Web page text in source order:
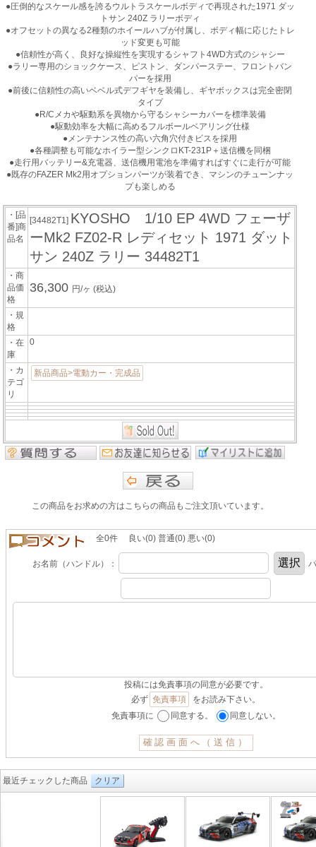
●圧倒的なスケール感を誇るウルトラスケールボディで再現された1971 ダッ
トサン 240Z ラリーボディ
●オフセットの異なる2種類のホイールハブが付属し、ボディ幅に応じたトレ
ッド変更も可能
●信頼性が高く、良好な操縦性を実現するシャフト4WD方式のシャシー
●ラリー専用のショックケース、ピストン、ダンパーステー、フロントバン
パーを採用
●前後に信頼性の高いベベル式デフギヤを装備し、ギヤボックスは完全密閉
タイプ
●R/Cメカや駆動系を異物から守るシャシーカバーを標準装備
●駆動効率を大幅に高めるフルボールベアリング仕様
●メンテナンス性の高い六角穴付きビスを採用
●各種調整も可能なホイラー型シンクロKT-231P＋送信機を同梱
●走行用バッテリー&充電器、送信機用電池を準備すればすぐに走行が可能
●既存のFAZER Mk2用オプションパーツが装着でき、マシンのチューンナッ
プも楽しめる
・[品
番]商
品名
[34482T1] KYOSHO 1/10 EP 4WD フェーザ
ーMk2 FZ02-R レディセット 1971 ダット
サン 240Z ラリー 34482T1
・商
品価
格
36,300 円/ヶ(税込)
・規
格
・在
庫
0
・カ
テゴ
リ
新品商品>電動カー・完成品
この商品をお求めの方はこちらの商品もご注文頂いています。
全0件 良い(0) 普通(0) 悪い(0)
お名前（ハンドル）：
投稿には免責事項の同意が必要です。
必ず 免責事項
をお読み下さい。
免責事項に
同意する。 同意しない。
最近チェックした商品 クリア